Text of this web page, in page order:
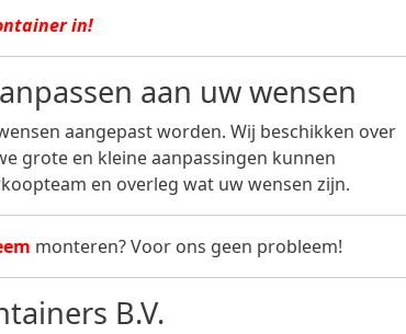
in!
aan uw wensen
aangepast worden. Wij beschikken over
grote en kleine aanpassingen kunnen
en overleg wat uw wensen zijn.
monteren? Voor ons geen probleem!
B.V.